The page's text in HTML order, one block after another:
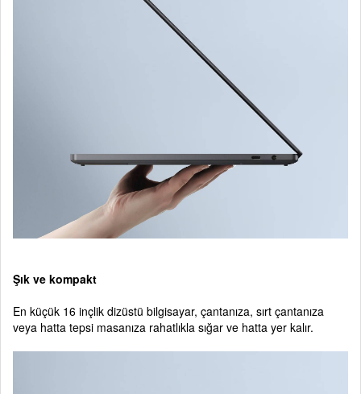
Şık ve kompakt
En küçük 16 inçlik dizüstü bilgisayar, çantanıza, sırt çantanıza
veya hatta tepsi masanıza rahatlıkla sığar ve hatta yer kalır.